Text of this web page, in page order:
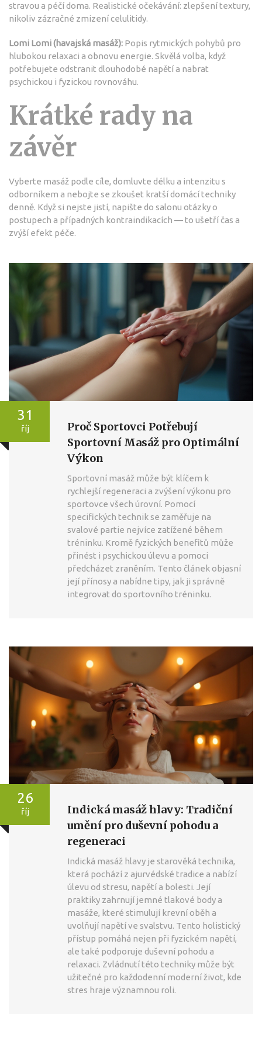
stravou a péčí doma. Realistické očekávání: zlepšení textury,
nikoliv zázračné zmizení celulitidy.
Lomi Lomi (havajská masáž): Popis rytmických pohybů pro
hlubokou relaxaci a obnovu energie. Skvělá volba, když
potřebujete odstranit dlouhodobé napětí a nabrat
psychickou i fyzickou rovnováhu.
Krátké rady na
závěr
Vyberte masáž podle cíle, domluvte délku a intenzitu s
odborníkem a nebojte se zkoušet kratší domácí techniky
denně. Když si nejste jistí, napište do salonu otázky o
postupech a případných kontraindikacích — to ušetří čas a
zvýší efekt péče.
31
říj
Proč Sportovci Potřebují
Sportovní Masáž pro Optimální
Výkon
Sportovní masáž může být klíčem k
rychlejší regeneraci a zvýšení výkonu pro
sportovce všech úrovní. Pomocí
specifických technik se zaměřuje na
svalové partie nejvíce zatížené během
tréninku. Kromě fyzických benefitů může
přinést i psychickou úlevu a pomoci
předcházet zraněním. Tento článek objasní
její přínosy a nabídne tipy, jak ji správně
integrovat do sportovního tréninku.
26
říj
Indická masáž hlavy: Tradiční
umění pro duševní pohodu a
regeneraci
Indická masáž hlavy je starověká technika,
která pochází z ajurvédské tradice a nabízí
úlevu od stresu, napětí a bolesti. Její
praktiky zahrnují jemné tlakové body a
masáže, které stimulují krevní oběh a
uvolňují napětí ve svalstvu. Tento holistický
přístup pomáhá nejen při fyzickém napětí,
ale také podporuje duševní pohodu a
relaxaci. Zvládnutí této techniky může být
užitečné pro každodenní moderní život, kde
stres hraje významnou roli.